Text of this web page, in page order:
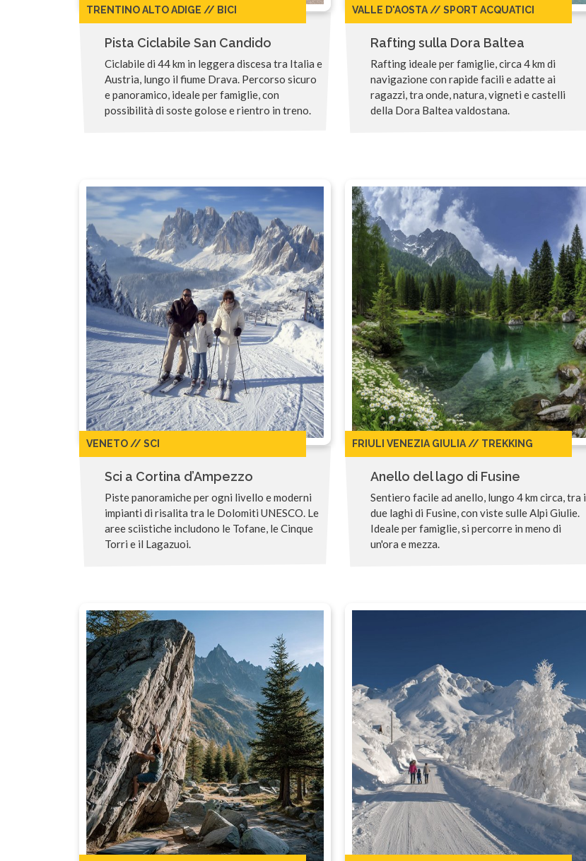
TRENTINO ALTO ADIGE // BICI
Pista Ciclabile San Candido
Ciclabile di 44 km in leggera discesa tra Italia e
Austria, lungo il fiume Drava. Percorso sicuro
e panoramico, ideale per famiglie, con
possibilità di soste golose e rientro in treno.
VALLE D'AOSTA // SPORT ACQUATICI
Rafting sulla Dora Baltea
Rafting ideale per famiglie, circa 4 km di
navigazione con rapide facili e adatte ai
ragazzi, tra onde, natura, vigneti e castelli
della Dora Baltea valdostana.
VENETO // SCI
Sci a Cortina d’Ampezzo
Piste panoramiche per ogni livello e moderni
impianti di risalita tra le Dolomiti UNESCO. Le
aree sciistiche includono le Tofane, le Cinque
Torri e il Lagazuoi.
FRIULI VENEZIA GIULIA // TREKKING
Anello del lago di Fusine
Sentiero facile ad anello, lungo 4 km circa, tra i
due laghi di Fusine, con viste sulle Alpi Giulie.
Ideale per famiglie, si percorre in meno di
un'ora e mezza.